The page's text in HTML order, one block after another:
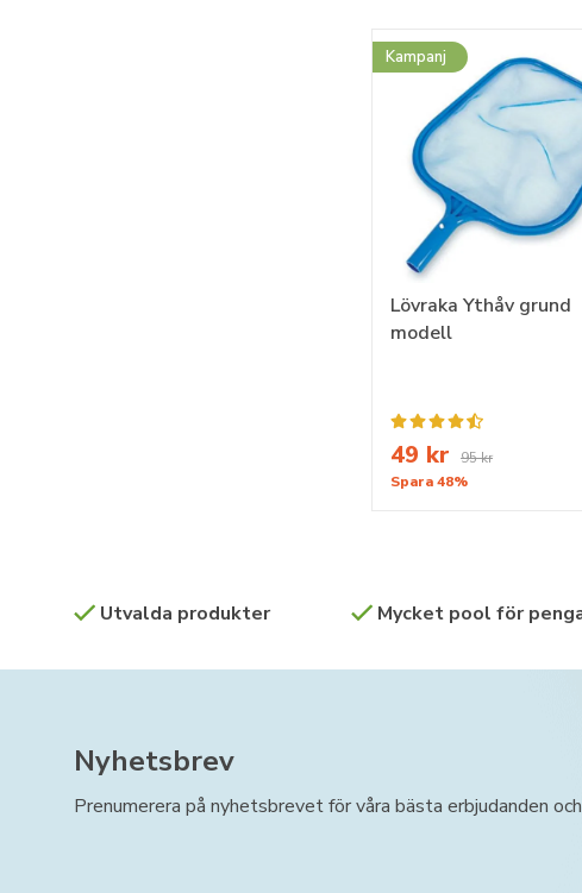
Kampanj
Lövraka Ythåv grund
modell
49 kr
95 kr
Spara 48%
Utvalda produkter Mycket pool för
Nyhetsbrev
Prenumerera på nyhetsbrevet för våra bästa erbjudanden